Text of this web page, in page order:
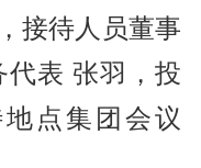
接待人员董事
代表 张羽，投
点集团会议